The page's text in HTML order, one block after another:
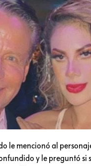
le mencionó al
y le preguntó si